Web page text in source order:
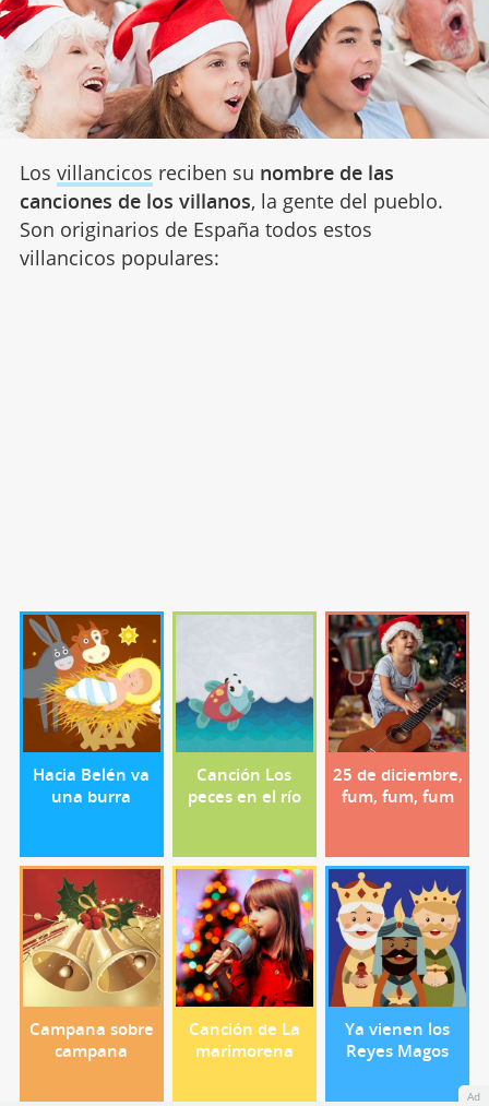
Los villancicos reciben su nombre de las
canciones de los villanos, la gente del pueblo.
Son originarios de España todos estos
villancicos populares:
Hacia Belén va
una burra
Canción Los
peces en el río
25 de diciembre,
fum, fum, fum
Campana sobre
campana
Canción de La
marimorena
Ya vienen los
Reyes Magos
Ad